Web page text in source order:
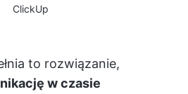
ClickUp
to rozwiązanie,
w czasie